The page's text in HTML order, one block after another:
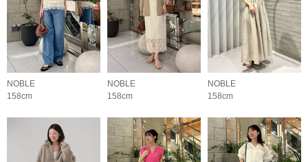
NOBLE
158cm
NOBLE
158cm
NOBLE
158cm